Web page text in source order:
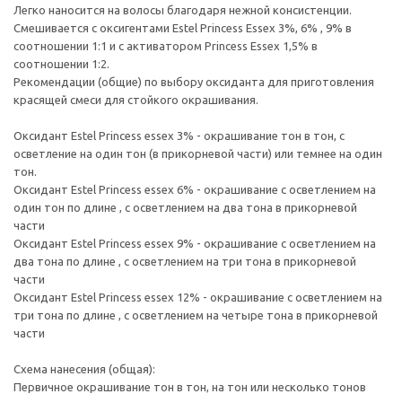
Легко наносится на волосы благодаря нежной консистенции.
Смешивается с оксигентами Estel Princess Essex 3%, 6% , 9% в
соотношении 1:1 и с активатором Princess Essex 1,5% в
соотношении 1:2.
Рекомендации (общие) по выбору оксиданта для приготовления
красящей смеси для стойкого окрашивания.
Оксидант Estel Princess essex 3% - окрашивание тон в тон, с
осветление на один тон (в прикорневой части) или темнее на один
тон.
Оксидант Estel Princess essex 6% - окрашивание с осветлением на
один тон по длине , с осветлением на два тона в прикорневой
части
Оксидант Estel Princess essex 9% - окрашивание с осветлением на
два тона по длине , с осветлением на три тона в прикорневой
части
Оксидант Estel Princess essex 12% - окрашивание с осветлением на
три тона по длине , с осветлением на четыре тона в прикорневой
части
Схема нанесения (общая):
Первичное окрашивание тон в тон, на тон или несколько тонов